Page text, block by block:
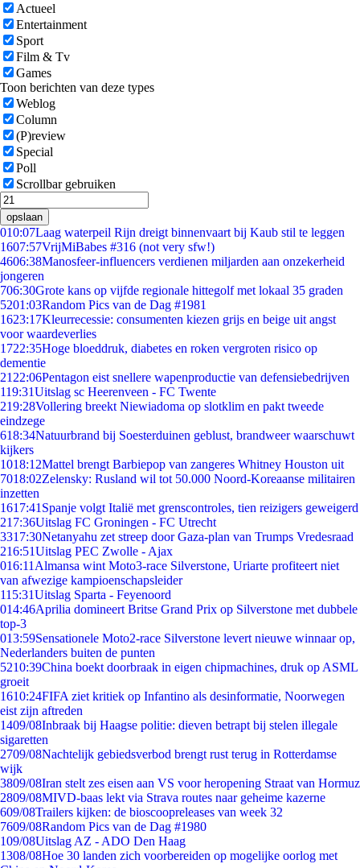
Actueel
Entertainment
Sport
Film & Tv
Games
Toon berichten van deze types
Weblog
Column
(P)review
Special
Poll
Scrollbar gebruiken
opslaan
010:07Laag waterpeil Rijn dreigt binnenvaart bij Kaub stil te leggen
1607:57VrijMiBabes #316 (not very sfw!)
4606:38Manosfeer-influencers verdienen miljarden aan onzekerheid
jongeren
706:30Grote kans op vijfde regionale hittegolf met lokaal 35 graden
5201:03Random Pics van de Dag #1981
1623:17Kleurrecessie: consumenten kiezen grijs en beige uit angst
voor waardeverlies
1722:35Hoge bloeddruk, diabetes en roken vergroten risico op
dementie
21 22:06Pentagon eist snellere wapenproductie van defensiebedrijven
119:31Uitslag sc Heerenveen - FC Twente
219:28Vollering breekt Niewiadoma op slotklim en pakt tweede
eindzege
618:34Natuurbrand bij Soesterduinen geblust, brandweer waarschuwt
kijkers
1018:12Mattel brengt Barbiepop van zangeres Whitney Houston uit
7018:02Zelensky: Rusland wil tot 50.000 Noord-Koreaanse militairen
inzetten
1617:41 Spanje volgt Italië met grenscontroles, tien reizigers geweigerd
217:36Uitslag FC Groningen - FC Utrecht
3317:30Netanyahu zet streep door Gaza-plan van Trumps Vredesraad
216:51Uitslag PEC Zwolle - Ajax
016:11 Almansa wint Moto3-race Silverstone, Uriarte profiteert niet
van afwezige kampioenschapsleider
115:31Uitslag Sparta - Feyenoord
014:46Aprilia domineert Britse Grand Prix op Silverstone met dubbele
top-3
013:59Sensationele Moto2-race Silverstone levert nieuwe winnaar op,
Nederlanders buiten de punten
5210:39China boekt doorbraak in eigen chipmachines, druk op ASML
groeit
1610:24FIFA ziet kritiek op Infantino als desinformatie, Noorwegen
eist zijn aftreden
1409/08Inbraak bij Haagse politie: dieven betrapt bij stelen illegale
sigaretten
2709/08Nachtelijk gebiedsverbod brengt rust terug in Rotterdamse
wijk
3809/08Iran stelt zes eisen aan VS voor heropening Straat van Hormuz
2809/08MIVD-baas lekt via Strava routes naar geheime kazerne
609/08Trailers kijken: de bioscoopreleases van week 32
7609/08Random Pics van de Dag #1980
109/08Uitslag AZ - ADO Den Haag
1308/08Hoe 30 landen zich voorbereiden op mogelijke oorlog met